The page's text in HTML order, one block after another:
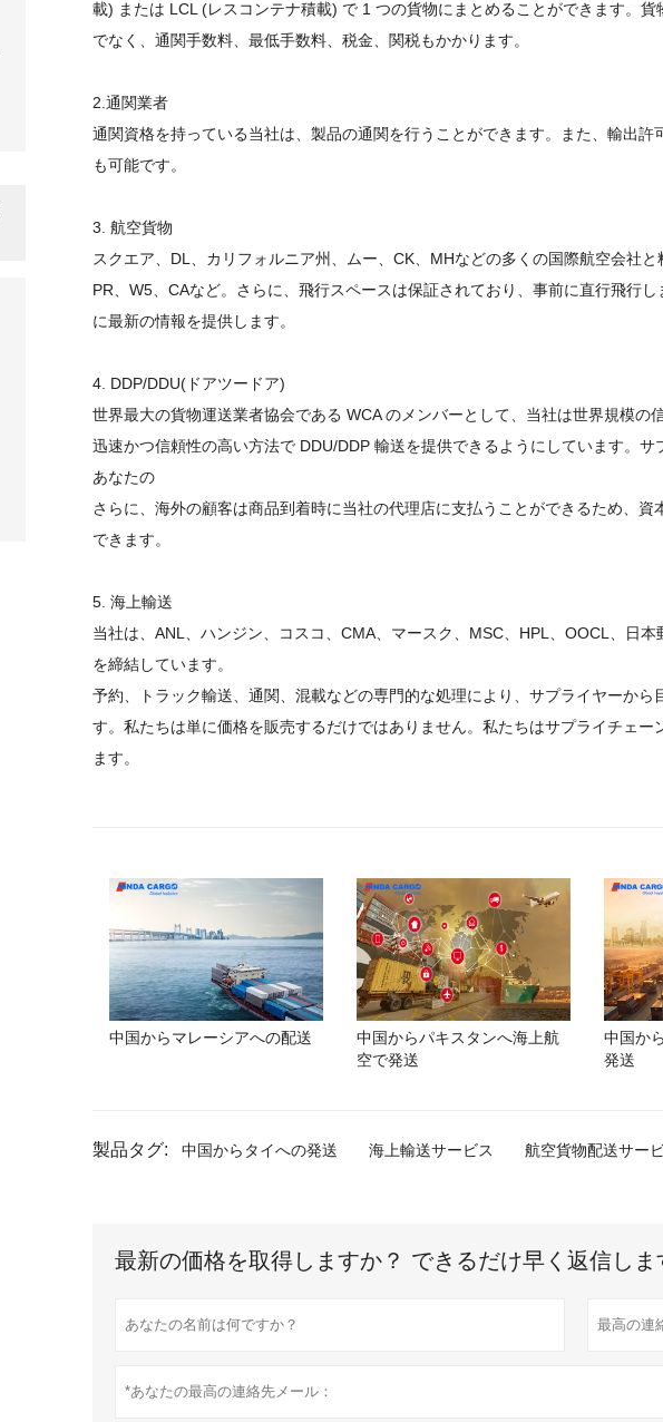
載) または LCL (レスコンテナ積載) で 1 つの貨物にまとめることができます。
でなく、通関手数料、最低手数料、税金、関税もかかります。
2.通関業者
通関資格を持っている当社は、製品の通関を行うことができます。また、輸出
も可能です。
3. 航空貨物
スクエア、DL、カリフォルニア州、ムー、CK、MHなどの多くの国際航空会社と
PR、W5、CAなど。さらに、飛行スペースは保証されており、事前に直行飛行
に最新の情報を提供します。
4. DDP/DDU(ドアツードア)
世界最大の貨物運送業者協会である WCA のメンバーとして、当社は世界規模
迅速かつ信頼性の高い方法で DDU/DDP 輸送を提供できるようにしています。
あなたの
さらに、海外の顧客は商品到着時に当社の代理店に支払うことができるため、
できます。
5. 海上輸送
当社は、ANL、ハンジン、コスコ、CMA、マースク、MSC、HPL、OOCL、日
を締結しています。
予約、トラック輸送、通関、混載などの専門的な処理により、サプライヤーか
す。私たちは単に価格を販売するだけではありません。私たちはサプライチェ
ます。
中国からマレーシアへの配送
中国からパキスタンへ海上航
空で発送
中国か
発送
製品タグ: 中国からタイへの発送 海上輸送サービス 航空貨物配送サー
最新の価格を取得しますか？ できるだけ早く返信しま